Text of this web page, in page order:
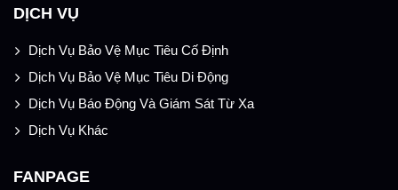
DỊCH VỤ
Dịch Vụ Bảo Vệ Mục Tiêu Cố Định
Dịch Vụ Bảo Vệ Mục Tiêu Di Động
Dịch Vụ Báo Động Và Giám Sát Từ Xa
Dịch Vụ Khác
FANPAGE